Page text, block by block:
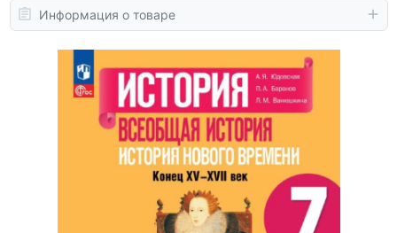
Информация о товаре